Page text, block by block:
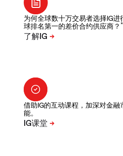
为何全球数十万交易者选择IG
球排名第一的差价合约供应商？ *
借助IG的互动课程，加深对金
能。